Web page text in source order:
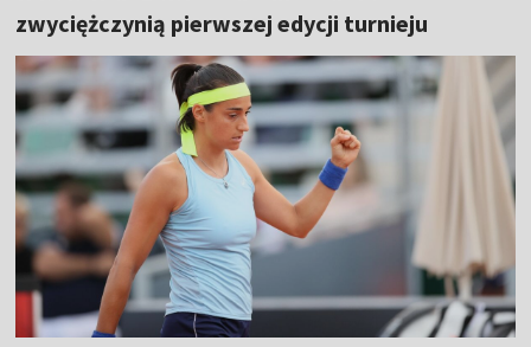
zwyciężczynią pierwszej edycji turnieju